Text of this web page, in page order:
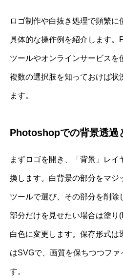
ロゴ制作や白抜き処理で頻繁に
具体的な操作例を紹介します。
ツールやオンラインサービスを
複数の選択肢を知っておけば状
ます。
Photoshopでの背景透過
まずロゴを開き、「背景」レ
換します。白背景の部分をマジ
ツールで選び、その部分を削除
部分だけを見せたい場合は塗り
白色に変更します。保存形式は
はSVGで、画質を保ちつつファ
す。